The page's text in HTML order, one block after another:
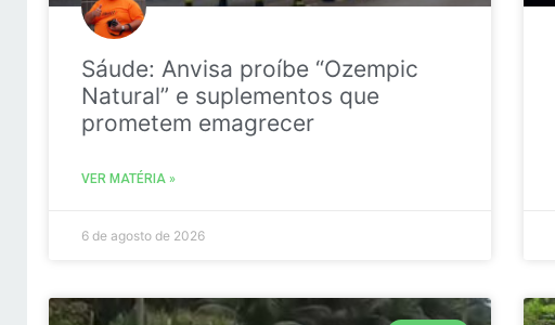
Sáude: Anvisa proíbe “Ozempic
Natural” e suplementos que
prometem emagrecer
VER MATÉRIA »
6 de agosto de 2026